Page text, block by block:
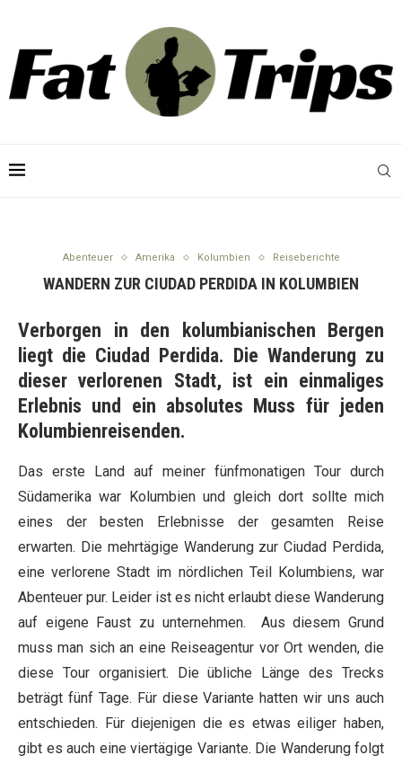
Abenteuer Amerika Kolumbien Reiseberichte
WANDERN ZUR CIUDAD PERDIDA IN KOLUMBIEN
Verborgen in den kolumbianischen Bergen
liegt die Ciudad Perdida. Die Wanderung zu
dieser verlorenen Stadt, ist ein einmaliges
Erlebnis und ein absolutes Muss für jeden
Kolumbienreisenden.
Das erste Land auf meiner fünfmonatigen Tour durch
Südamerika war Kolumbien und gleich dort sollte mich
eines der besten Erlebnisse der gesamten Reise
erwarten. Die mehrtägige Wanderung zur Ciudad Perdida,
eine verlorene Stadt im nördlichen Teil Kolumbiens, war
Abenteuer pur. Leider ist es nicht erlaubt diese Wanderung
auf eigene Faust zu unternehmen. Aus diesem Grund
muss man sich an eine Reiseagentur vor Ort wenden, die
diese Tour organisiert. Die übliche Länge des Trecks
beträgt fünf Tage. Für diese Variante hatten wir uns auch
entschieden. Für diejenigen die es etwas eiliger haben,
gibt es auch eine viertägige Variante. Die Wanderung folgt